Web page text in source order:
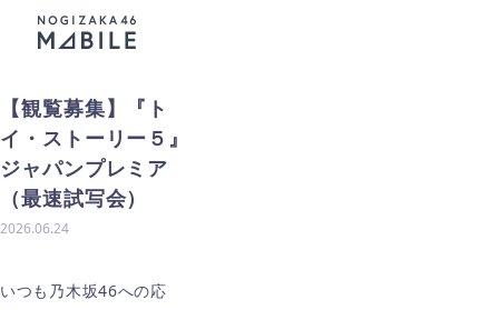
【観覧募集】『ト
イ・ストーリー５』
ジャパンプレミア
（最速試写会）
2026.06.24
いつも乃木坂46への応